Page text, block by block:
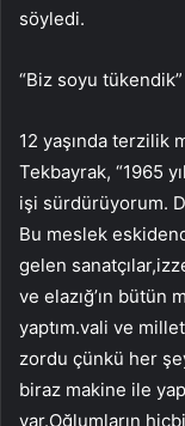
söyledi.
“Biz soyu tükendik”
12 yaşında terzilik
Tekbayrak, “1965
işi sürdürüyorum.
Bu meslek
gelen
ve elazığ’ın bütün
yaptım.vali ve
zordu çünkü her
biraz makine ile
var.Oğlumların